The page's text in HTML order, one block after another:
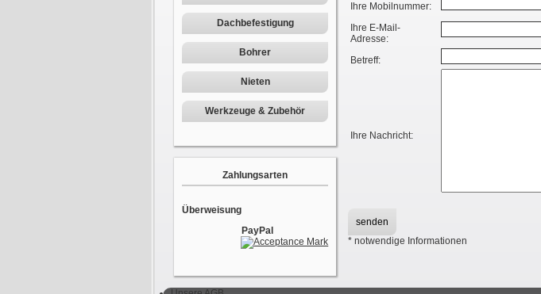
Dachbefestigung
Bohrer
Nieten
Werkzeuge & Zubehör
Zahlungsarten
Überweisung
PayPal
Ihre Mobilnummer:
Ihre E-Mail-
Adresse:
Betreff:
Ihre Nachricht:
* notwendige Informationen